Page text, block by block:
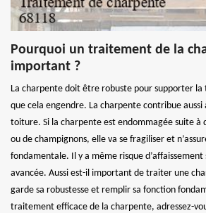
Pourquoi un traitement de la
important ?
La charpente doit être robuste pour supporter
que cela engendre. La charpente contribue aussi
toiture. Si la charpente est endommagée suite à
ou de champignons, elle va se fragiliser et
fondamentale. Il y a même risque
avancée. Aussi est-il important de traiter une
garde sa robustesse et remplir sa fonction
traitement efficace de la charpente, adressez-